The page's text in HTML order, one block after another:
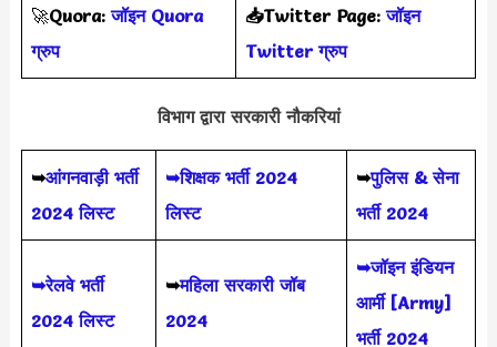
🚀Quora:जॉइन Quora
ग्रुप
📥Twitter Page:जॉइन
Twitter ग्रुप
विभाग द्वारा सरकारी नौकरियां
➥आंगनवाड़ी भर्ती
2024 लिस्ट
➥शिक्षक भर्ती 2024
लिस्ट
➥पुलिस & सेना
भर्ती 2024
➥रेलवे भर्ती
2024 लिस्ट
➥महिला सरकारी जॉब
2024
➥जॉइन इंडियन
आर्मी [Army]
भर्ती 2024